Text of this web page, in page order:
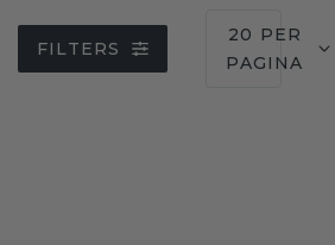
FILTERS
20 PER
PAGINA